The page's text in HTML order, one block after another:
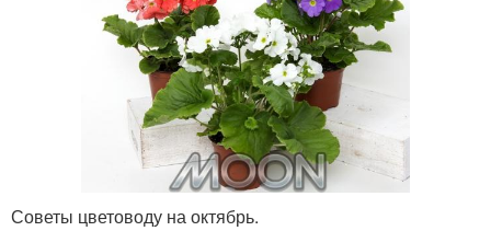
Советы цветоводу на октябрь.